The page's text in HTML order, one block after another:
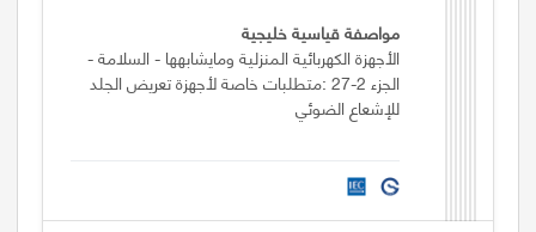
مواصفة قياسية خليجية
الأجهزة الكهربائية المنزلية ومايشابهها - السلامة -
الجزء 2-27 :متطلبات خاصة لأجهزة تعريض الجلد
للإشعاع الضوئي